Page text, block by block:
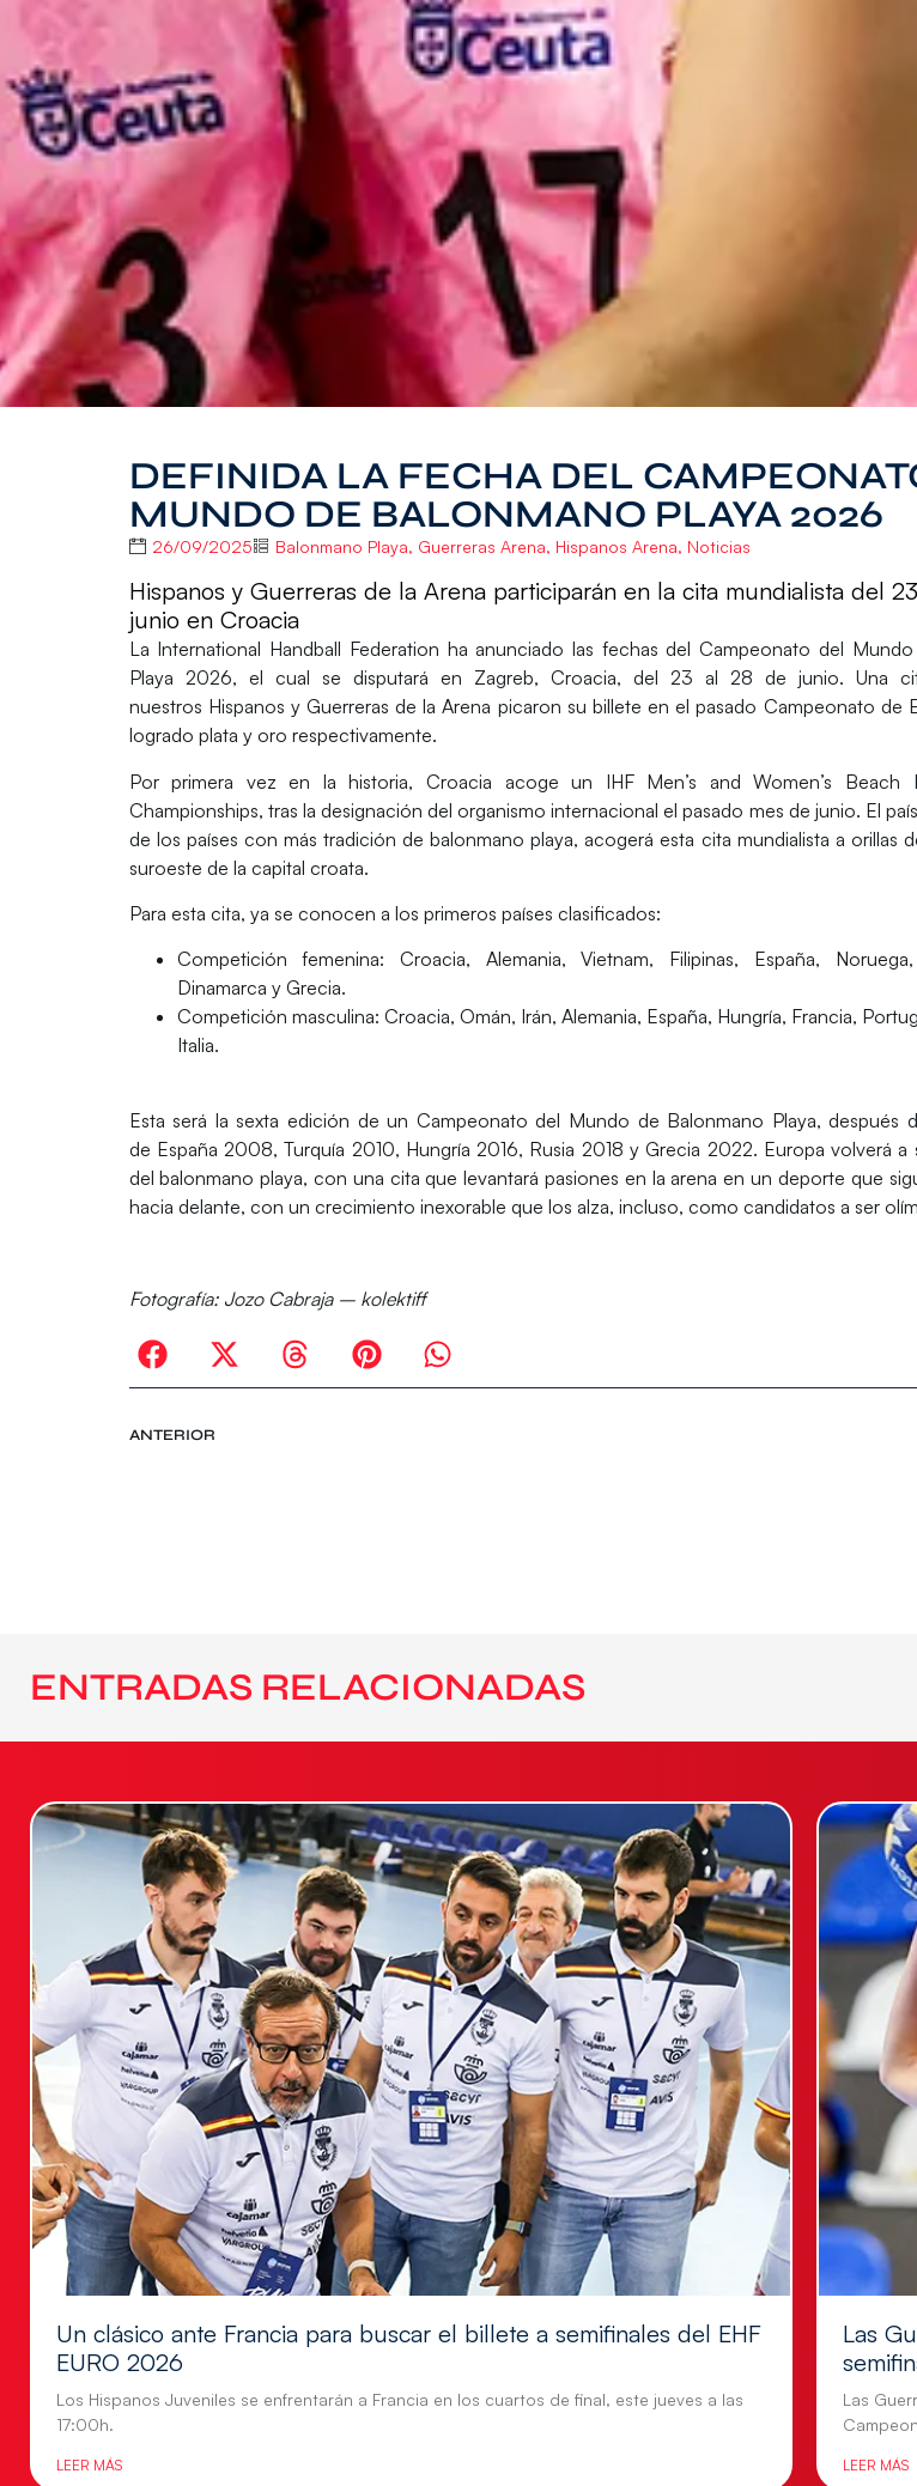
DEFINIDA LA FECHA DEL
MUNDO DE BALONMANO PLAYA 2026
26/09/2025 Balonmano Playa, Guerreras Arena, Hispanos Arena, Noticias
Hispanos y Guerreras de la Arena participarán en la cita mundialista del
junio en Croacia
La International Handball Federation ha anunciado las fechas delCampeonato del
Playa 2026, el cual se disputará en Zagreb, Croacia, del 23 al 28 de junio. Una
nuestros Hispanos y Guerreras de la Arena picaron su billete en el pasado Campeonato de
logrado plata y oro respectivamente.
Por primera vez en la historia, Croacia acoge un IHF Men’s and Women’s Beach
Championships, tras la designación del organismo internacional el pasado mes de junio. El
de los países con más tradición de balonmano playa, acogerá esta cita mundialista a orillas
suroeste de la capital croata.
Para esta cita, ya se conocen a los primeros países clasificados:
Competición femenina: Croacia, Alemania, Vietnam, Filipinas, España,
Dinamarca y Grecia.
Competición masculina: Croacia, Omán, Irán, Alemania, España, Hungría, Francia,
Italia.
Esta será la sexta edición de un Campeonato del Mundo de Balonmano Playa, después
de España 2008,Turquía 2010, Hungría 2016, Rusia 2018 yGrecia 2022. Europa volverá a
del balonmano playa, con una cita que levantará pasiones en la arena en un deporte que
hacia delante, con un crecimiento inexorable que los alza, incluso, como candidatos a ser
Fotografía: Jozo Cabraja – kolektiff
ANTERIOR
ENTRADAS RELACIONADAS
Un clásico ante Francia para buscar el billete a semifinales del EHF
EURO 2026
Los Hispanos Juveniles se enfrentarán a Francia en los cuartos de final, este jueves a las
17:00h.
LEER MÁS
Las
Las
LEER MÁS